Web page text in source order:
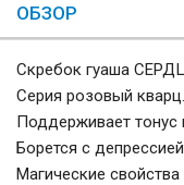
ОБЗОР
Скребок гуаша
Серия розовый кварц.
Поддерживает тонус
Борется с
Магические